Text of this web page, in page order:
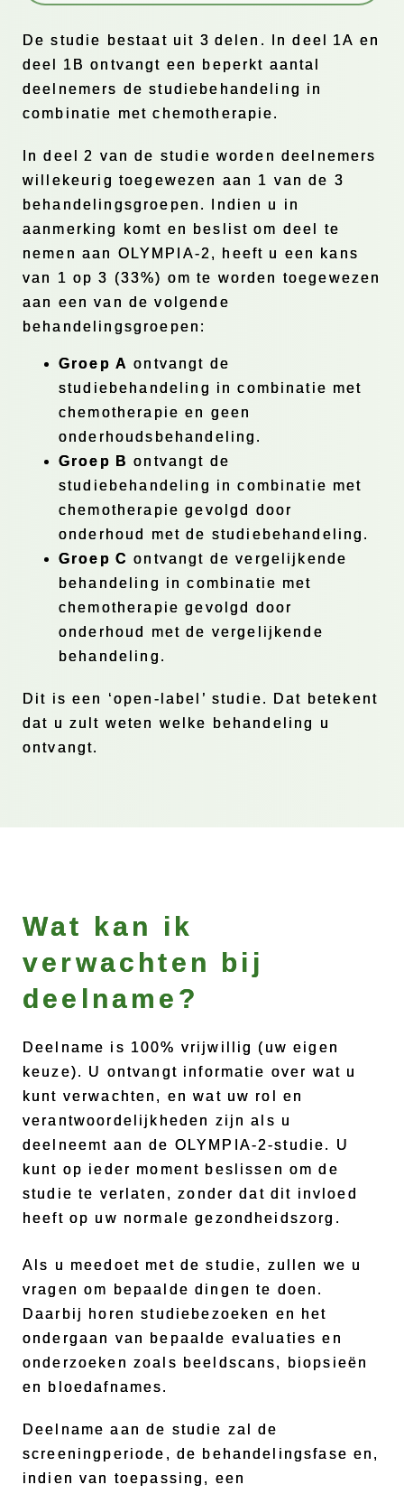
De studie bestaat uit 3 delen. In deel 1A en
deel 1B ontvangt een beperkt aantal
deelnemers de studiebehandeling in
combinatie met chemotherapie.
In deel 2 van de studie worden deelnemers
willekeurig toegewezen aan 1 van de 3
behandelingsgroepen. Indien u in
aanmerking komt en beslist om deel te
nemen aan OLYMPIA-2, heeft u een kans
van 1 op 3 (33%) om te worden toegewezen
aan een van de volgende
behandelingsgroepen:
Groep A ontvangt de
studiebehandeling in combinatie met
chemotherapie en geen
onderhoudsbehandeling.
Groep B ontvangt de
studiebehandeling in combinatie met
chemotherapie gevolgd door
onderhoud met de studiebehandeling.
Groep C ontvangt de vergelijkende
behandeling in combinatie met
chemotherapie gevolgd door
onderhoud met de vergelijkende
behandeling.
Dit is een ‘open-label’ studie. Dat betekent
dat u zult weten welke behandeling u
ontvangt.
Wat kan ik
verwachten bij
deelname?
Deelname is 100% vrijwillig (uw eigen
keuze). U ontvangt informatie over wat u
kunt verwachten, en wat uw rol en
verantwoordelijkheden zijn als u
deelneemt aan de OLYMPIA-2-studie. U
kunt op ieder moment beslissen om de
studie te verlaten, zonder dat dit invloed
heeft op uw normale gezondheidszorg.
Als u meedoet met de studie, zullen we u
vragen om bepaalde dingen te doen.
Daarbij horen studiebezoeken en het
ondergaan van bepaalde evaluaties en
onderzoeken zoals beeldscans, biopsieën
en bloedafnames.
Deelname aan de studie zal de
screeningperiode, de behandelingsfase en,
indien van toepassing, een